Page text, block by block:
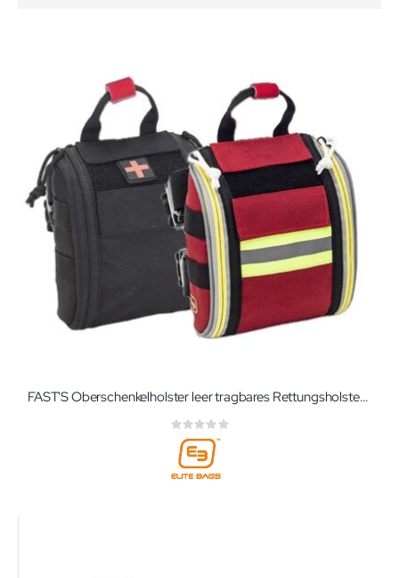
FAST'S Oberschenkelholster leer tragbares Rettungsholster von Elite-Bags
Rating:
0%